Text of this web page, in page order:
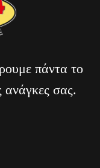
πάντα το
ανάγκες σας.